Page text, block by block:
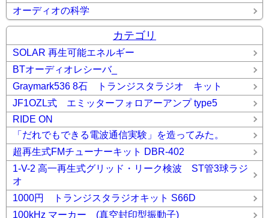
オーディオの科学
カテゴリ
SOLAR 再生可能エネルギー
BTオーディオレシーバ_
Graymark536 8石 トランジスタラジオ キット
JF1OZL式 エミッターフォロアーアンプ type5
RIDE ON
「だれでもできる電波通信実験」を造ってみた。
超再生式FMチューナーキット DBR-402
1-V-2 高一再生式グリッド・リーク検波 ST管3球ラジ
オ
1000円 トランジスタラジオキット S66D
100kHz マーカー (真空封印型振動子)